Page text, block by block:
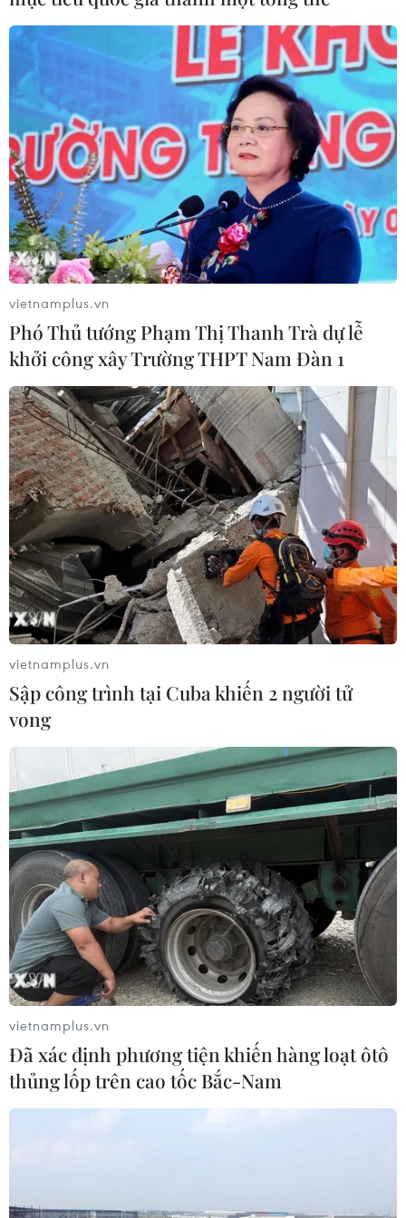
vietnamplus.vn
Phó Thủ tướng Phạm Thị Thanh Trà dự lễ
khởi công xây Trường THPT Nam Đàn 1
vietnamplus.vn
Sập công trình tại Cuba khiến 2 người tử
vong
vietnamplus.vn
Đã xác định phương tiện khiến hàng loạt ôtô
thủng lốp trên cao tốc Bắc-Nam